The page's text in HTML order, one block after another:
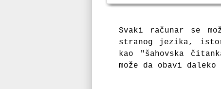
Svaki računar se
stranog jezika,
kao "šahovska
može da obavi